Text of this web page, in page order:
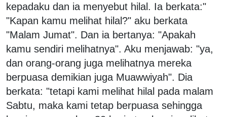
kepadaku dan ia menyebut hilal. Ia berkata:"
"Kapan kamu melihat hilal?" aku berkata
"Malam Jumat". Dan ia bertanya: "Apakah
kamu sendiri melihatnya". Aku menjawab: "ya,
dan orang-orang juga melihatnya mereka
berpuasa demikian juga Muawwiyah". Dia
berkata: "tetapi kami melihat hilal pada malam
Sabtu, maka kami tetap berpuasa sehingga